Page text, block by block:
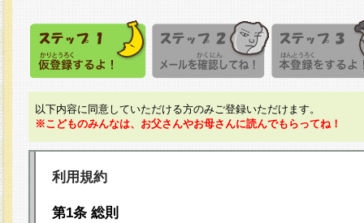
以下内容に同意していただける方のみご登録いただけます。
※こどものみんなは、お父さんやお母さんに読んでもらってね！
利用規約
第1条 総則